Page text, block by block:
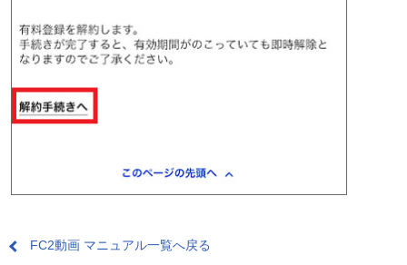
FC2動画 マニュアル一覧へ戻る